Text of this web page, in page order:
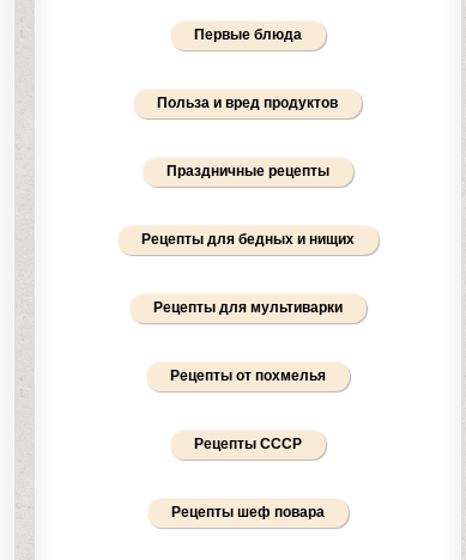
Первые блюда
Польза и вред продуктов
Праздничные рецепты
Рецепты для бедных и нищих
Рецепты для мультиварки
Рецепты от похмелья
Рецепты СССР
Рецепты шеф повара